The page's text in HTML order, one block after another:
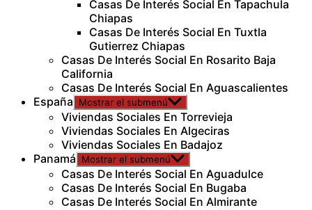
Casas De Interés Social En Tapachula
Chiapas
Casas De Interés Social En Tuxtla
Gutierrez Chiapas
Casas De Interés Social En Rosarito Baja
California
Casas De Interés Social En Aguascalientes
España
Mostrar el submenú
Viviendas Sociales En Torrevieja
Viviendas Sociales En Algeciras
Viviendas Sociales En Badajoz
Panamá
Mostrar el submenú
Casas De Interés Social En Aguadulce
Casas De Interés Social En Bugaba
Casas De Interés Social En Almirante